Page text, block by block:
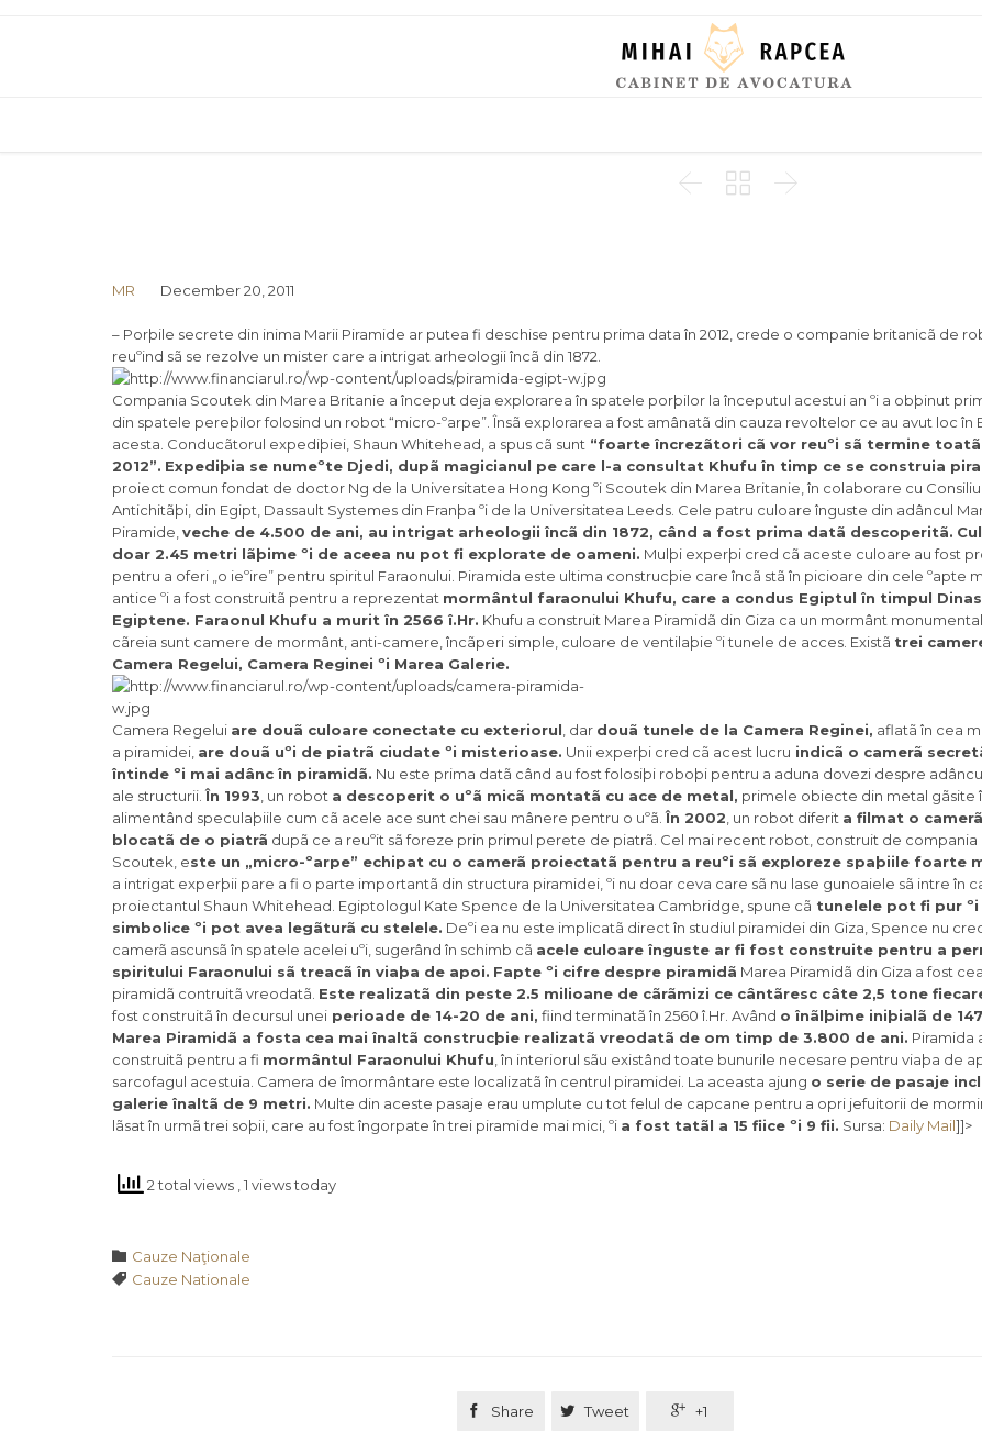
  
MR December 20, 2011
– Porþile secrete din inima Marii Piramide ar putea fi deschise pentru prima data în 2012, crede o companie britanicã de
reuºind sã se rezolve un mister care a intrigat arheologii încã din 1872.
Compania Scoutek din Marea Britanie a început deja explorarea în spatele porþilor la începutul acestui an ºi a obþinut
din spatele pereþilor folosind un robot “micro-ºarpe”. Însã explorarea a fost amânatã din cauza revoltelor ce au avut loc în
acesta. Conducãtorul expediþiei, Shaun Whitehead, a spus cã sunt “foarte încrezãtori cã vor reuºi sã termine toatã
2012”. Expediþia se numeºte Djedi, dupã magicianul pe care l-a consultat Khufu în timp ce se construia
proiect comun fondat de doctor Ng de la Universitatea Hong Kong ºi Scoutek din Marea Britanie, în colaborare cu
Antichitãþi, din Egipt, Dassault Systemes din Franþa ºi de la Universitatea Leeds. Cele patru culoare înguste din adâncul
Piramide, veche de 4.500 de ani, au intrigat arheologii încã din 1872, când a fost prima datã descoperitã.
doar 2.45 metri lãþime ºi de aceea nu pot fi explorate de oameni. Mulþi experþi cred cã aceste culoare au fost
pentru a oferi „o ieºire” pentru spiritul Faraonului. Piramida este ultima construcþie care încã stã în picioare din cele ºapte
antice ºi a fost construitã pentru a reprezentat mormântul faraonului Khufu, care a condus Egiptul în timpul
Egiptene. Faraonul Khufu a murit în 2566 î.Hr. Khufu a construit Marea Piramidã din Giza ca un mormânt
cãreia sunt camere de mormânt, anti-camere, încãperi simple, culoare de ventilaþie ºi tunele de acces. Existã trei
Camera Regelui, Camera Reginei ºi Marea Galerie.
Camera Regelui are douã culoare conectate cu exteriorul , dar douã tunele de la Camera Reginei, aflatã în cea
a piramidei, are douã uºi de piatrã ciudate ºi misterioase. Unii experþi cred cã acest lucru indicã o camerã
întinde ºi mai adânc în piramidã. Nu este prima datã când au fost folosiþi roboþi pentru a aduna dovezi despre
ale structurii.În 1993 , un robot a descoperit o uºã micã montatã cu ace de metal, primele obiecte din metal gãsite
alimentând speculaþiile cum cã acele ace sunt chei sau mânere pentru o uºã.În 2002 , un robot diferit a filmat o
blocatã de o piatrã dupã ce a reuºit sã foreze prin primul perete de piatrã. Cel mai recent robot, construit de compania
Scoutek, este un „micro-ºarpe” echipat cu o camerã proiectatã pentru a reuºi sã exploreze spaþiile foarte
a intrigat experþii pare a fi o parte importantã din structura piramidei, ºi nu doar ceva care sã nu lase gunoaiele sã intre în
proiectantul Shaun Whitehead. Egiptologul Kate Spence de la Universitatea Cambridge, spune cã tunelele pot fi pur ºi
simbolice ºi pot avea legãturã cu stelele. Deºi ea nu este implicatã direct în studiul piramidei din Giza, Spence nu
camerã ascunsã în spatele acelei uºi, sugerând în schimb cã acele culoare înguste ar fi fost construite pentru a
spiritului Faraonului sã treacã în viaþa de apoi. Fapte ºi cifre despre piramidã Marea Piramidã din Giza a fost
piramidã contruitã vreodatã. Este realizatã din peste 2.5 milioane de cãrãmizi ce cântãresc câte 2,5 tone
fost construitã în decursul unei perioade de 14-20 de ani, fiind terminatã în 2560 î.Hr. Având o înãlþime iniþialã de
Marea Piramidã a fosta cea mai înaltã construcþie realizatã vreodatã de om timp de 3.800 de ani. Piramida
construitã pentru a fi mormântul Faraonului Khufu , în interiorul sãu existând toate bunurile necesare pentru viaþa de
sarcofagul acestuia. Camera de îmormântare este localizatã în centrul piramidei. La aceasta ajung o serie de pasaje
galerie înaltã de 9 metri. Multe din aceste pasaje erau umplute cu tot felul de capcane pentru a opri jefuitorii de
lãsat în urmã trei soþii, care au fost îngorpate în trei piramide mai mici, ºi a fost tatãl a 15 fiice ºi 9 fii. Sursa: Daily Mail]]>
2 total views , 1 views today
 Category
Cauze Naţionale
 Tags
Cauze Nationale
 Share  Tweet  +1